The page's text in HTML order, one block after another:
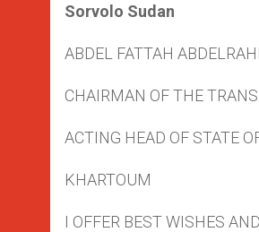
Sorvolo Sudan
ABDEL FATTAH
CHAIRMAN OF THE
ACTING HEAD OF STATE
KHARTOUM
I OFFER BEST WISHES